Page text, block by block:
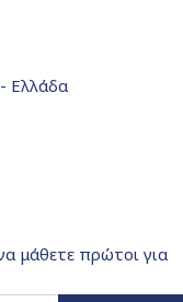
Ελλάδα
μάθετε πρώτοι για